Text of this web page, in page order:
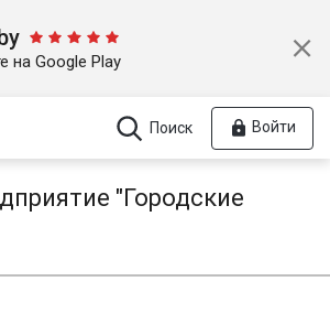
на Google Play
Поиск Войти
"Городские